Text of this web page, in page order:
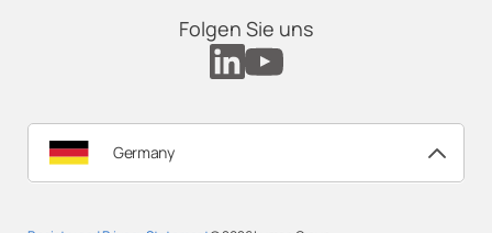
Folgen Sie uns
Germany